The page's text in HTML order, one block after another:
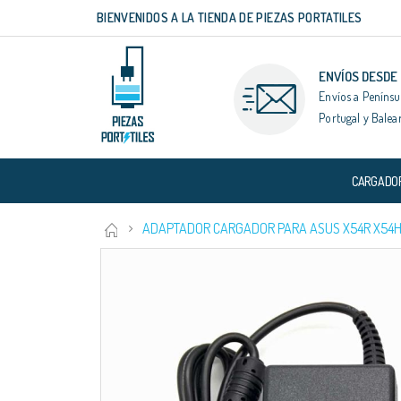
contenido
BIENVENIDOS A LA TIENDA DE PIEZAS PORTATILES
ENVÍOS
Envíos a
Portugal y
ADAPTADOR CARGADOR PARA ASUS X54R